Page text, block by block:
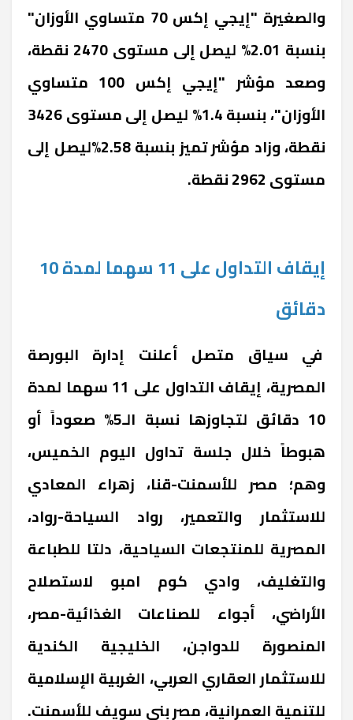
والصغيرة "إيجي إكس 70 متساوي الأوزان"
بنسبة 2.01% ليصل إلى مستوى 2470 نقطة،
وصعد مؤشر "إيجي إكس 100 متساوي
الأوزان"، بنسبة 1.4% ليصل إلى مستوى 3426
نقطة، وزاد مؤشر تميز بنسبة 2.58%ليصل إلى
مستوى 2962 نقطة.
إيقاف التداول على 11 سهما لمدة 10
دقائق
في سياق متصل أعلنت إدارة البورصة
المصرية، إيقاف التداول على 11 سهما لمدة
10 دقائق لتجاوزها نسبة الـ5% صعوداً أو
هبوطاً خلال جلسة تداول اليوم الخميس،
وهم؛ مصر للأسمنت-قنا، زهراء المعادي
للاستثمار والتعمير، رواد السياحة-رواد،
المصرية للمنتجعات السياحية، دلتا للطباعة
والتغليف، وادي كوم امبو لاستصلاح
الأراضي، أجواء للصناعات الغذائية-مصر،
المنصورة للدواجن، الخليجية الكندية
للاستثمار العقاري العربي، الغربية الإسلامية
للتنمية العمرانية، مصر بني سويف للأسمنت.